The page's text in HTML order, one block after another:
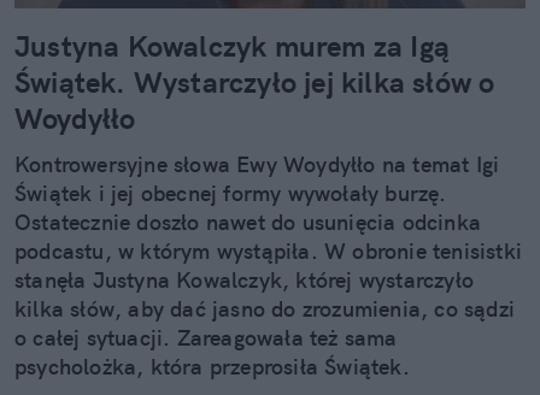
Justyna Kowalczyk murem za Igą
Świątek. Wystarczyło jej kilka słów o
Woydyłło
Kontrowersyjne słowa Ewy Woydyłło na temat Igi
Świątek i jej obecnej formy wywołały burzę.
Ostatecznie doszło nawet do usunięcia odcinka
podcastu, w którym wystąpiła. W obronie tenisistki
stanęła Justyna Kowalczyk, której wystarczyło
kilka słów, aby dać jasno do zrozumienia, co sądzi
o całej sytuacji. Zareagowała też sama
psycholożka, która przeprosiła Świątek.